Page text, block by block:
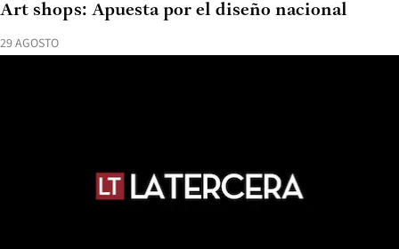
29 AGOSTO
Art shops: Apuesta por el diseño nacional